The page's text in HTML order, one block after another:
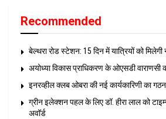
Recommended
बेल्थरा रोड स्टेशन: 15 दिन में यात्रियों को मिलेगी
अयोध्या विकास प्राधिकरण के ओएसडी वाराणसी
इनरव्हील क्लब ओबरा की नई कार्यकारिणी का
ग्रीन इलेक्शन पहल के लिए डॉ. हीरा लाल को
अवॉर्ड